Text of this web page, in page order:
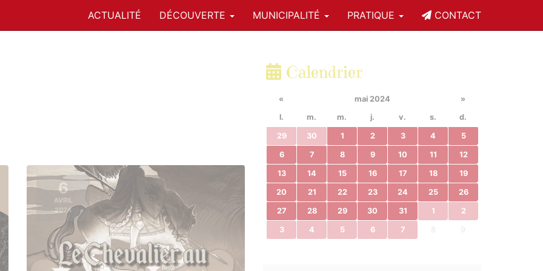
ACTUALITÉ DÉCOUVERTE MUNICIPALITÉ PRATIQUE CONTACT
6
AVRIL
2024
Calendrier
« mai 2024
»
l.
m. m. j. v. s. d.
29 30 1 2 3 4 5
6 7 8 9 10 11 12
13 14 15 16 17 18 19
20 21 22 23 24 25 26
27 28 29 30 31 1 2
3 4 5 6 7 8 9